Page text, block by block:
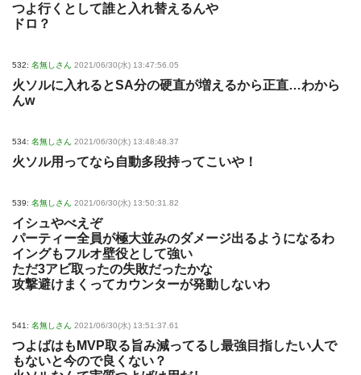
つよ行くとして誰と入れ替えるんや
ドロ？
532: 名無しさん 2021/06/30(水) 13:47:56.05
火ソルに入れるとSA分の硬直が増えるから正直…わから
んw
534: 名無しさん 2021/06/30(水) 13:48:48.37
火ソル用ってなら自動多段持ってこいや！
539: 名無しさん 2021/06/30(水) 13:50:31.82
イシュやべえぞ
パーティー全員が極大並みのダメージ出るようになるわ
イングもフルオ壁役として強い
ただ3アビ取ったの失敗だったかな
攻撃避けまくってカウンターが発動しないわ
541: 名無しさん 2021/06/30(水) 13:51:37.61
つよばはもMVP取る旨み減ってるし最強目指したい人で
もないと今ので良くない？